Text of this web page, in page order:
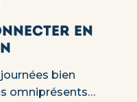
en
bien
omniprésents…